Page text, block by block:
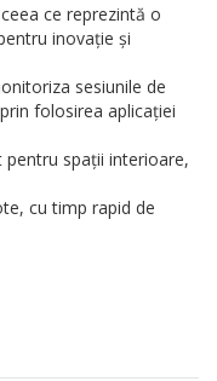
ce reprezintă o
inovație și
sesiunile de
folosirea aplicației
spații interioare,
cu timp rapid de